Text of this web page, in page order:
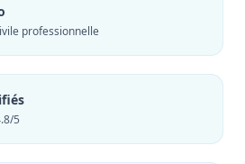
professionnelle
5